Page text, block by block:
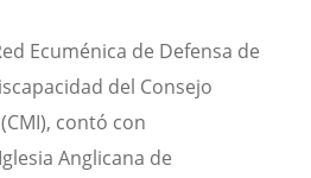
Ecuménica de Defensa de
del Consejo
contó con
Anglicana de